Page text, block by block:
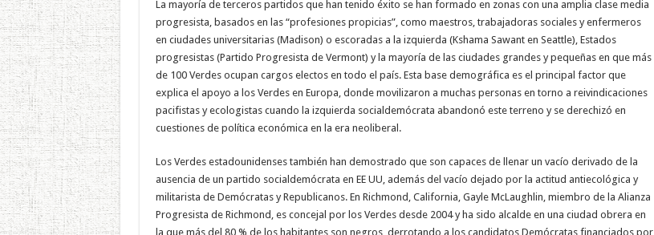
La mayoría de terceros partidos que han tenido éxito se han formado en zonas con una amplia clase media
progresista, basados en las “profesiones propicias”, como maestros, trabajadoras sociales y enfermeros
en ciudades universitarias (Madison) o escoradas a la izquierda (Kshama Sawant en Seattle), Estados
progresistas (Partido Progresista de Vermont) y la mayoría de las ciudades grandes y pequeñas en que más
de 100 Verdes ocupan cargos electos en todo el país. Esta base demográfica es el principal factor que
explica el apoyo a los Verdes en Europa, donde movilizaron a muchas personas en torno a reivindicaciones
pacifistas y ecologistas cuando la izquierda socialdemócrata abandonó este terreno y se derechizó en
cuestiones de política económica en la era neoliberal.
Los Verdes estadounidenses también han demostrado que son capaces de llenar un vacío derivado de la
ausencia de un partido socialdemócrata en EE UU, además del vacío dejado por la actitud antiecológica y
militarista de Demócratas y Republicanos. En Richmond, California, Gayle McLaughlin, miembro de la Alianza
Progresista de Richmond, es concejal por los Verdes desde 2004 y ha sido alcalde en una ciudad obrera en
la que más del 80 % de los habitantes son negros, derrotando a los candidatos Demócratas financiados por